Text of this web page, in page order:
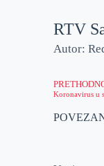
RTV
Autor:
Koronavirus u